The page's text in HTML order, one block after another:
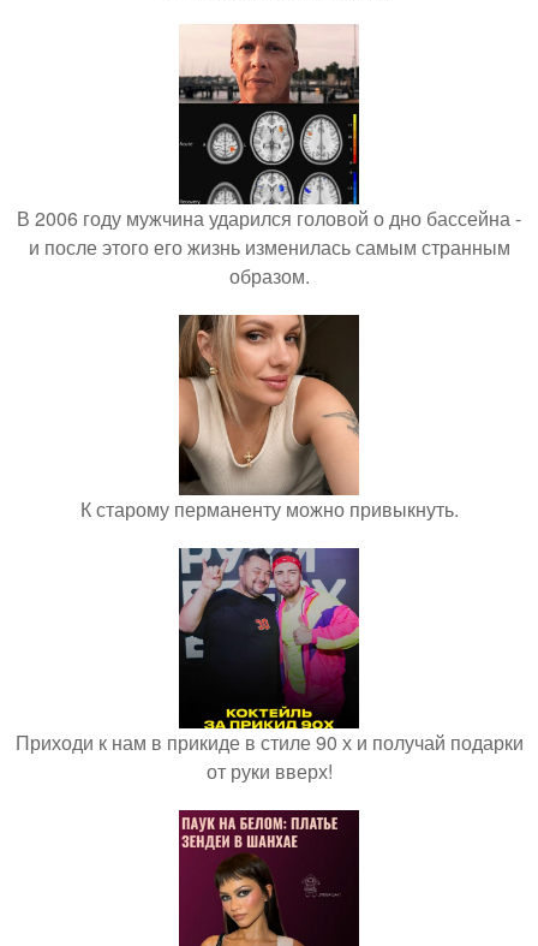
В 2006 году мужчина ударился головой о дно бассейна -
и после этого его жизнь изменилась самым странным
образом.
К старому перманенту можно привыкнуть.
Приходи к нам в прикиде в стиле 90 х и получай подарки
от руки вверх!